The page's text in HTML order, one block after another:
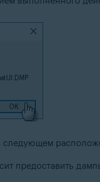
следующем
предоставить